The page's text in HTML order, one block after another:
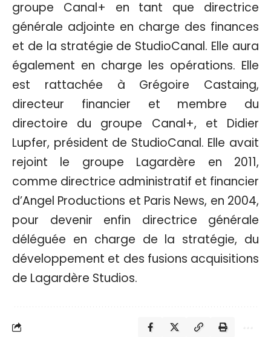
groupe Canal+ en tant que directrice
générale adjointe en charge des finances
et de la stratégie de StudioCanal. Elle aura
également en charge les opérations. Elle
est rattachée à Grégoire Castaing,
directeur financier et membre du
directoire du groupe Canal+, et Didier
Lupfer, président de StudioCanal. Elle avait
rejoint le groupe Lagardère en 2011,
comme directrice administratif et financier
d’Angel Productions et Paris News, en 2004,
pour devenir enfin directrice générale
déléguée en charge de la stratégie, du
développement et des fusions acquisitions
de Lagardère Studios.